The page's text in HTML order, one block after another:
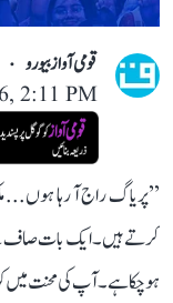
قومی آواز بیورو
2:11 PM
’’پریاگ راج آ رہا
کرتے ہیں۔ ایک بات صاف
ہو چکا ہے۔ آپ کی محنت میں